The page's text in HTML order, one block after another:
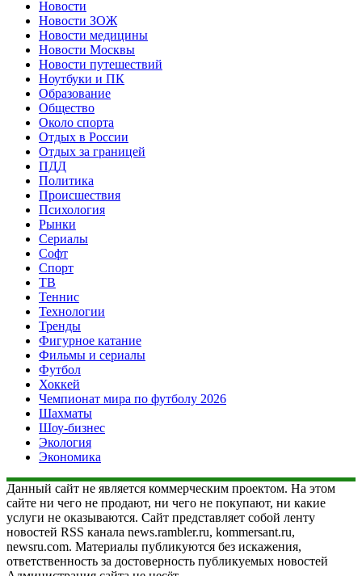
Новости
Новости ЗОЖ
Новости медицины
Новости Москвы
Новости путешествий
Ноутбуки и ПК
Образование
Общество
Около спорта
Отдых в России
Отдых за границей
ПДД
Политика
Происшествия
Психология
Рынки
Сериалы
Софт
Спорт
ТВ
Теннис
Технологии
Тренды
Фигурное катание
Фильмы и сериалы
Футбол
Хоккей
Чемпионат мира по футболу 2026
Шахматы
Шоу-бизнес
Экология
Экономика
Данный сайт не является коммерческим проектом. На этом
сайте ни чего не продают, ни чего не покупают, ни какие
услуги не оказываются. Сайт представляет собой ленту
новостей RSS канала news.rambler.ru, kommersant.ru,
newsru.com. Материалы публикуются без искажения,
ответственность за достоверность публикуемых новостей